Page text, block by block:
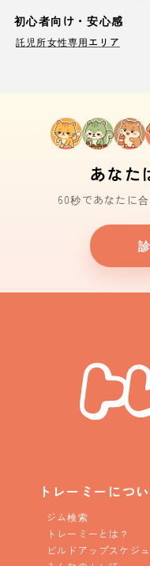
初心者向け・安心感
託児所女性専用エリア
あなた
60秒であなたに
トレーミーにつ
ジム検索
トレーミーとは？
ビルドアップスケジ